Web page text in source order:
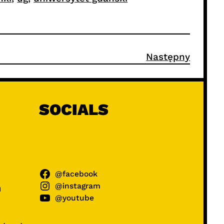
Następny
SOCIALS
@facebook
@instagram
@youtube